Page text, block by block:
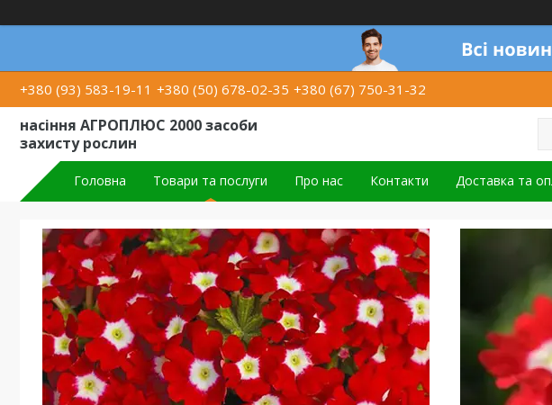
+380 (93) 583-19-11 +380 (50) 678-02-35 +380 (67) 750-31-32
насіння АГРОПЛЮС 2000 засоби
захисту рослин
Головна Товари та послуги Про нас Контакти Доставка та